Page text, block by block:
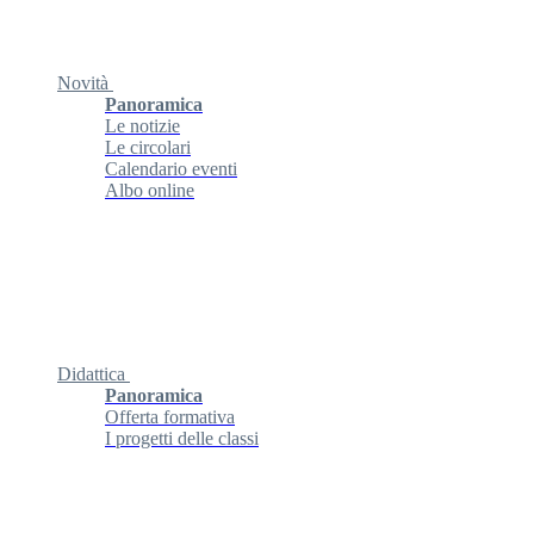
Novità
Panoramica
Le notizie
Le circolari
Calendario eventi
Albo online
Didattica
Panoramica
Offerta formativa
I progetti delle classi